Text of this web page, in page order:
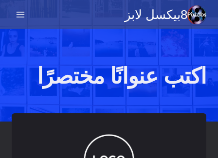
تخطي
المحتوى
8بيكسل لابز
اكتب عنوانًا مختصرًا